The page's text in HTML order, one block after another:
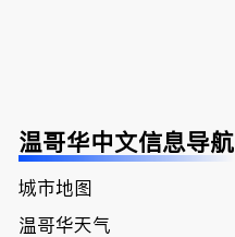
温哥华中文信息导航
城市地图
温哥华天气